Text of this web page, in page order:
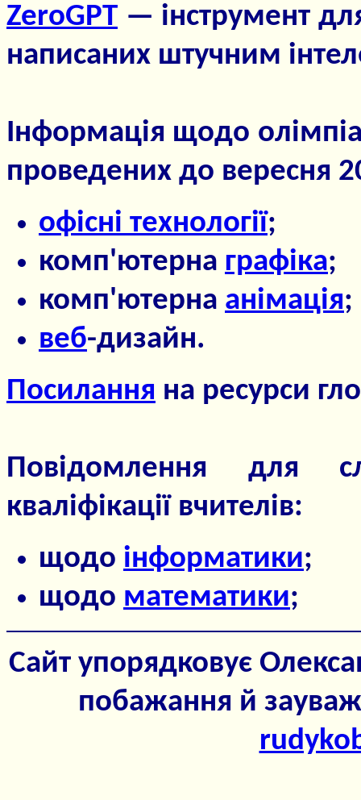
ZeroGPT — інструмент
написаних штучним
Інформація щодо
проведених до вересня
офісні технології;
комп'ютерна графіка;
комп'ютерна анімація;
веб-дизайн.
Посилання на ресурси
Повідомлення для
кваліфікації вчителів:
щодо інформатики;
щодо математики;
Сайт упорядковує
побажання й